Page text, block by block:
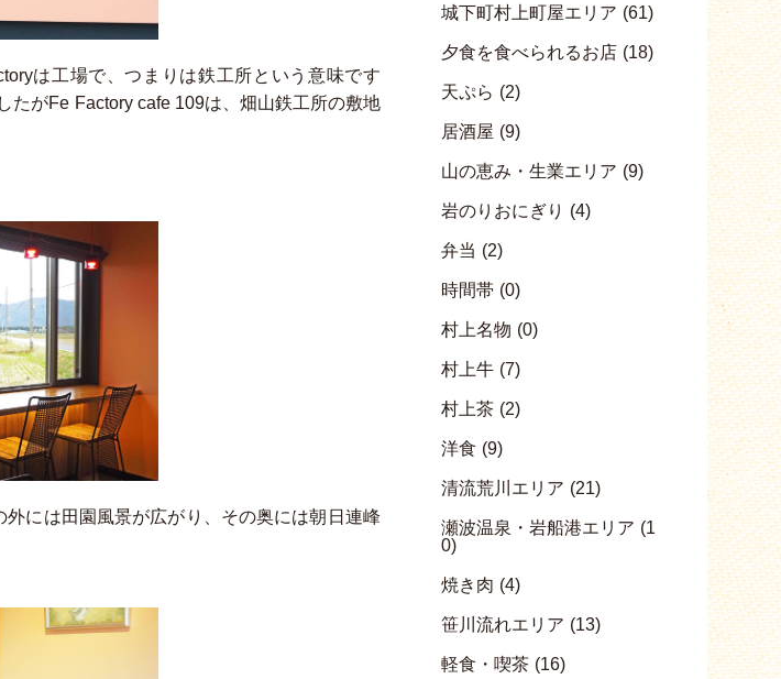
は工場で、つまりは鉄工所という意味です
たがFe Factory cafe 109は、畑山鉄工所の敷地
には田園風景が広がり、その奥には朝日連峰
城下町村上町屋エリア (61)
夕食を食べられるお店 (18)
天ぷら (2)
居酒屋 (9)
山の恵み・生業エリア (9)
岩のりおにぎり (4)
弁当 (2)
時間帯 (0)
村上名物 (0)
村上牛 (7)
村上茶 (2)
洋食 (9)
清流荒川エリア (21)
瀬波温泉・岩船港エリア (1
0)
焼き肉 (4)
笹川流れエリア (13)
軽食・喫茶 (16)